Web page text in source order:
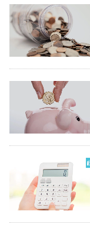
事
欄
訂
閱